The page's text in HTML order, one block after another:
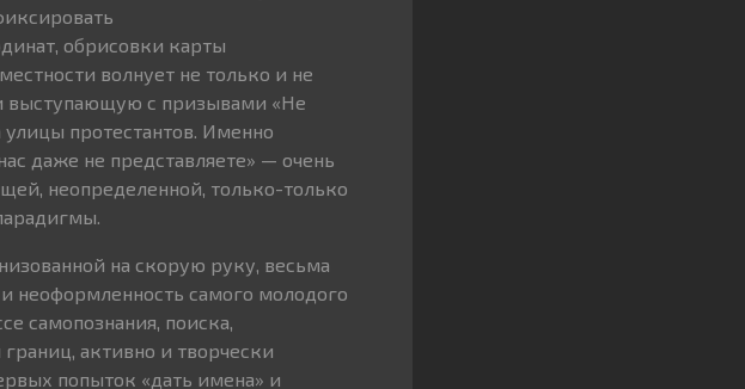
обрисовки карты
волнует не только и не
выступающую с призывами «Не
протестантов. Именно
даже не представляете» — очень
неопределенной, только-только
на скорую руку, весьма
неоформленность самого молодого
самопознания, поиска,
активно и творчески
попыток «дать имена» и